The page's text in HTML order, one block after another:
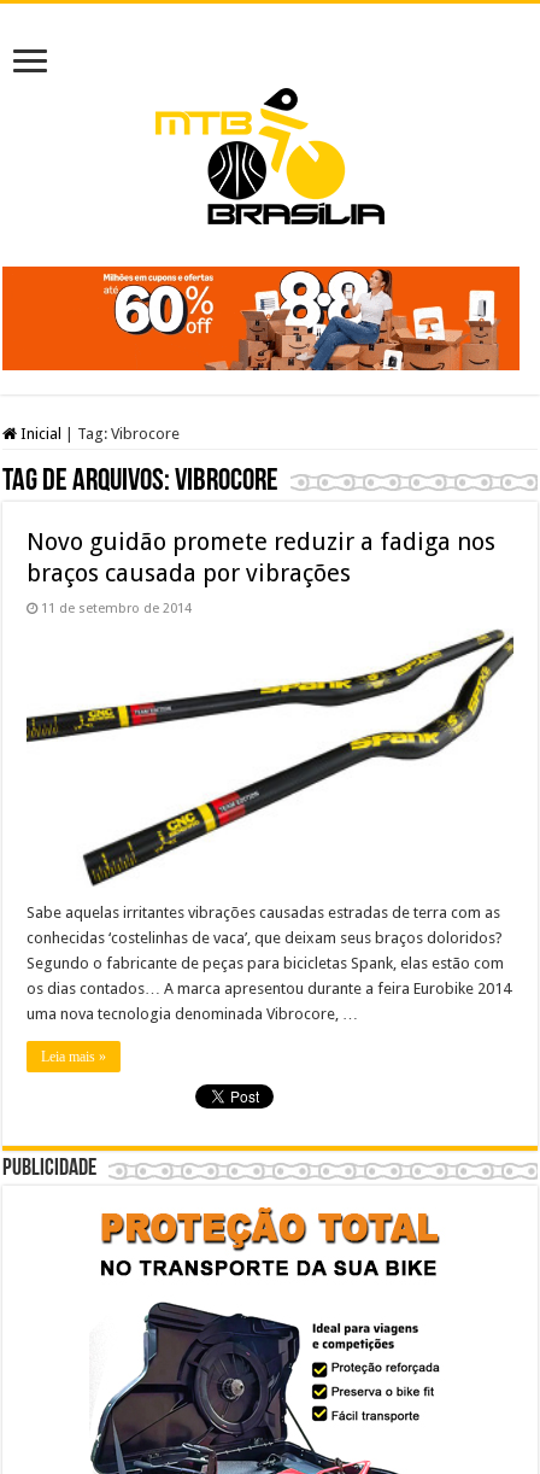
Inicial Tag:Vibrocore
Tag de arquivos:Vibrocore
Novo guidão promete reduzir a fadiga nos
braços causada por vibrações
11 de setembro de 2014
Sabe aquelas irritantes vibrações causadas estradas de terra com as
conhecidas ‘costelinhas de vaca’, que deixam seus braços doloridos?
Segundo o fabricante de peças para bicicletas Spank, elas estão com
os dias contados… A marca apresentou durante a feira Eurobike 2014
uma nova tecnologia denominada Vibrocore, …
Leia mais »
Publicidade